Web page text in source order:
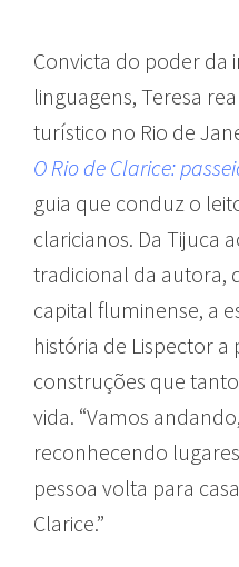
Convicta do poder da
linguagens, Teresa
turístico no Rio de
O Rio de Clarice:
guia que conduz o
claricianos. Da Tijuca
tradicional da autora,
capital fluminense, a
história de Lispector
construções que
vida. “Vamos
reconhecendo
pessoa volta para
Clarice.”